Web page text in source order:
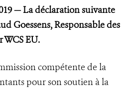
—La déclaration suivante
Goessens, Responsable des
EU.
compétente de la
pour son soutien à la